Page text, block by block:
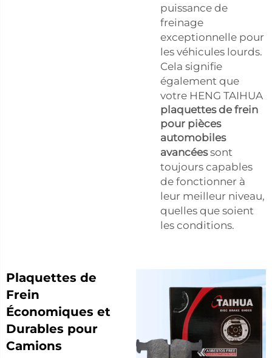
puissance de
freinage
exceptionnelle pour
les véhicules lourds.
Cela signifie
également que
votre HENG TAIHUA
plaquettes de frein
pour pièces
automobiles
avancéessont
toujours capables
de fonctionner à
leur meilleur niveau,
quelles que soient
les conditions.
Plaquettes de
Frein
Économiques et
Durables pour
Camions